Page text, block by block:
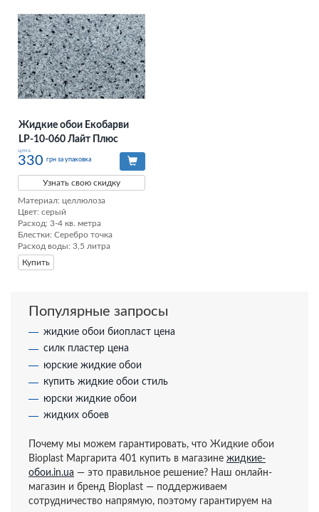
Жидкие обои Екобарви
LP-10-060 Лайт Плюс
цена
330 грн за упаковка
Узнать свою скидку
Материал: целлюлоза
Цвет: серый
Расход: 3-4 кв. метра
Блестки: Серебро точка
Расход воды: 3,5 литра
Купить
Популярные запросы
жидкие обои биопласт цена
силк пластер цена
юрские жидкие обои
купить жидкие обои стиль
юрски жидкие обои
жидких обоев
Почему мы можем гарантировать, что Жидкие обои
Bioplast Маргарита 401 купить в магазине жидкие-
обои.in.ua — это правильное решение? Наш онлайн-
магазин и бренд Bioplast — поддерживаем
сотрудничество напрямую, поэтому гарантируем на